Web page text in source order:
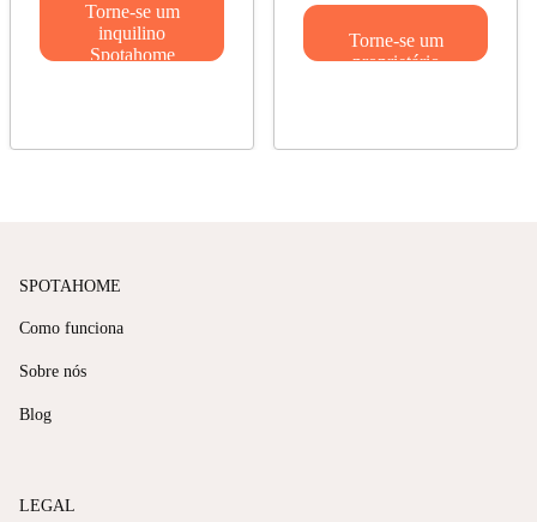
Torne-se um
inquilino
Spotahome
Torne-se um
proprietário
SPOTAHOME
Como funciona
Sobre nós
Blog
LEGAL